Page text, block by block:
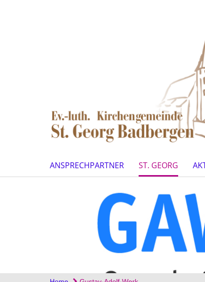
ANSPRECHPARTNER ST. GEORG